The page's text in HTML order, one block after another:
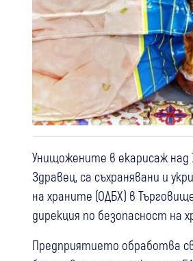
Унищожените в екарисаж над
Здравец, са съхранявани и
на храните (ОДБХ) в
дирекция по безопасност на
Предприятието обработва